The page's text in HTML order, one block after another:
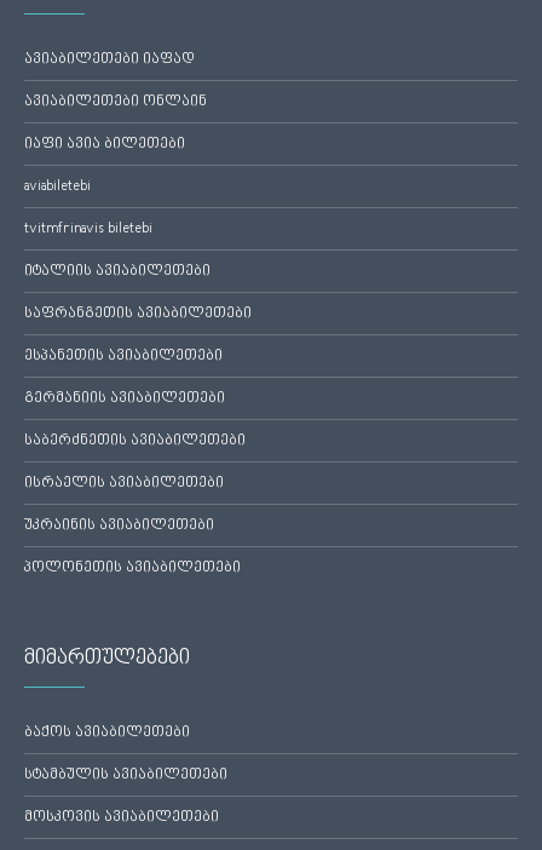
ავიაბილეთები იაფად
ავიაბილეთები ონლაინ
იაფი ავია ბილეთები
aviabiletebi
tvitmfrinavis biletebi
იტალიის ავიაბილეთები
საფრანგეთის ავიაბილეთები
ესპანეთის ავიაბილეთები
გერმანიის ავიაბილეთები
საბერძნეთის ავიაბილეთები
ისრაელის ავიაბილეთები
უკრაინის ავიაბილეთები
პოლონეთის ავიაბილეთები
მიმართულებები
ბაქოს ავიაბილეთები
სტამბულის ავიაბილეთები
მოსკოვის ავიაბილეთები